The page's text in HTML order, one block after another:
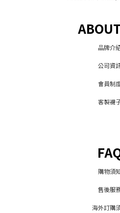
品牌介
公司資
會員制
客製襪
購物須
售後服
海外訂購